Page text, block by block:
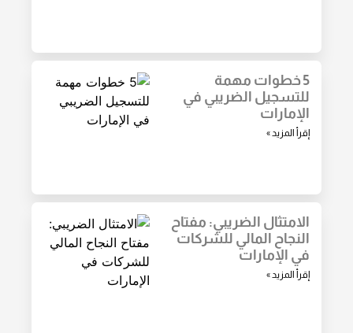
5 خطوات مهمة
للتسجيل الضريبي في
الإمارات
إقرأ المزيد »
الامتثال الضريبي: مفتاح
النجاح المالي للشركات
في الإمارات
إقرأ المزيد »